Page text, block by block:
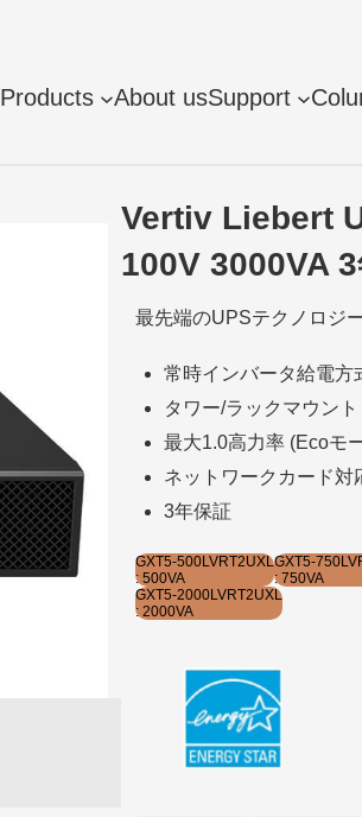
Products About usSupport
Vertiv Liebert
100V 3000VA
最先端のUPSテクノロジ
常時インバータ給電方
タワー/ラックマウント
最大1.0高力率 (Ecoモ
ネットワークカード対
3年保証
GXT5-500LVRT2UXL
: 500VA
GXT5-
: 750VA
GXT5-2000LVRT2UXL
: 2000VA